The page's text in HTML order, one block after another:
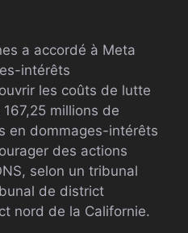
a accordé à Meta
intérêts
les coûts de lutte
millions de
en dommages-intérêts
des actions
selon un tribunal
de district
nord de la Californie.